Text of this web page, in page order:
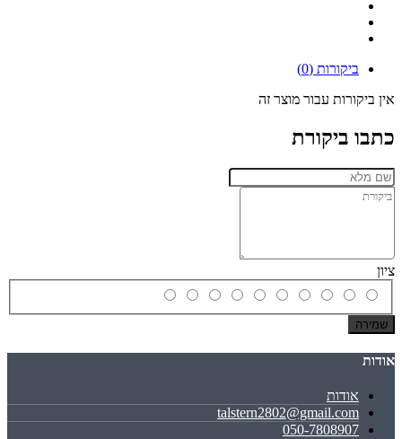
ביקורות (0)
אין ביקורות עבור מוצר זה
כתבו ביקורת
ציון
שמירה
אודות
אודות
talstern2802@gmail.com
050-7808907